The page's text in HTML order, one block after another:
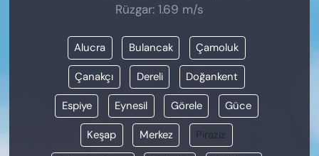
Rüzgar: 1.69 m/s
Alucra Bulancak Çamoluk
Çanakçı Dereli Doğankent
Espiye Eynesil Görele Güce
Keşap Merkez Piraziz
SİYASET
VAN VE DİYARBAKIR HABERLERİ